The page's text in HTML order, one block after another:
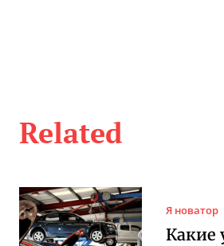
Related
Я новатор
Какие